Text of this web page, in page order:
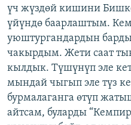
үч жүздөй кишини
үйүндө баарлаштым.
уюштургандардын
чакырдым. Жети саат
кылдык. Түшүнүп эле
мындай чыгып эле түз
бурмалаганга өтүп
айтсам, буларды